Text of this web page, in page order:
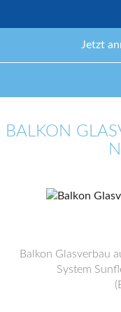
Jetzt
BALKON
Balkon Glasverbau
System